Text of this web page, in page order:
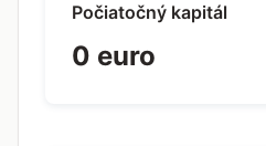
Počiatočný kapitál
0 euro